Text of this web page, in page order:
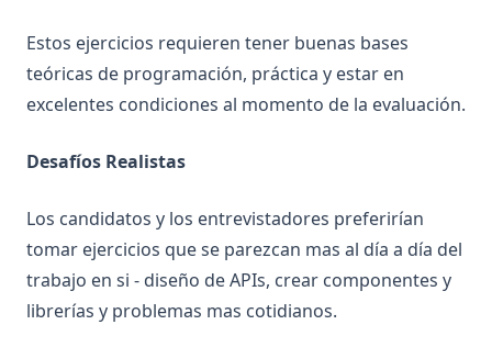
Estos ejercicios requieren tener buenas bases
teóricas de programación, práctica y estar en
excelentes condiciones al momento de la evaluación.
Desafíos Realistas
Los candidatos y los entrevistadores preferirían
tomar ejercicios que se parezcan mas al día a día del
trabajo en si - diseño de APIs, crear componentes y
librerías y problemas mas cotidianos.